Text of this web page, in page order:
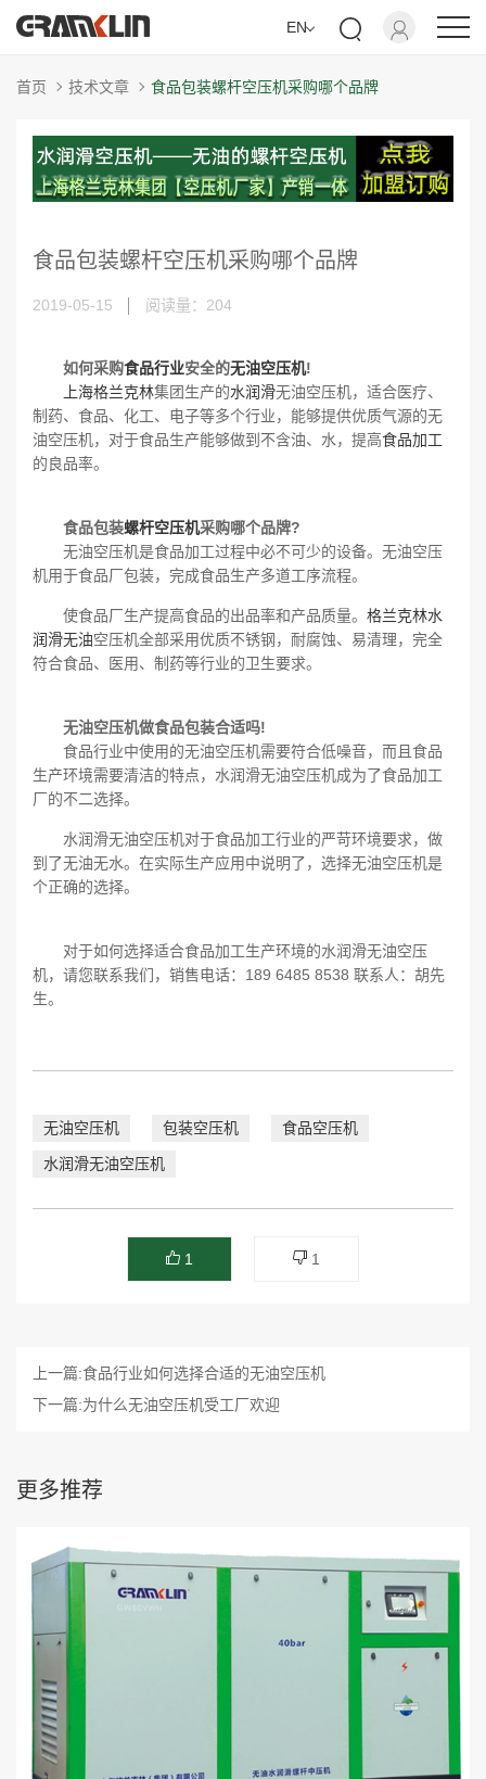
EN
首页 技术文章 食品包装螺杆空压机采购哪个品牌
食品包装螺杆空压机采购哪个品牌
2019-05-15 阅读量： 204
如何采购食品行业安全的无油空压机!
上海格兰克林集团生产的水润滑无油空压机，适合医疗、
制药、食品、化工、电子等多个行业，能够提供优质气源的无
油空压机，对于食品生产能够做到不含油、水，提高食品加工
的良品率。
食品包装螺杆空压机采购哪个品牌?
无油空压机是食品加工过程中必不可少的设备。无油空压
机用于食品厂包装，完成食品生产多道工序流程。
使食品厂生产提高食品的出品率和产品质量。 格兰克林水
润滑无油空压机全部采用优质不锈钢，耐腐蚀、易清理，完全
符合食品、医用、制药等行业的卫生要求。
无油空压机做食品包装合适吗!
食品行业中使用的无油空压机需要符合低噪音，而且食品
生产环境需要清洁的特点，水润滑无油空压机成为了食品加工
厂的不二选择。
水润滑无油空压机对于食品加工行业的严苛环境要求，做
到了无油无水。在实际生产应用中说明了，选择无油空压机是
个正确的选择。
对于如何选择适合食品加工生产环境的水润滑无油空压
机，请您联系我们，销售电话：189 6485 8538 联系人：胡先
生。
无油空压机 包装空压机 食品空压机
水润滑无油空压机
1 1
上一篇:食品行业如何选择合适的无油空压机
下一篇:为什么无油空压机受工厂欢迎
更多推荐